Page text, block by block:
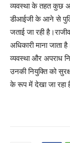
व्यवस्था के तहत कुछ
डीआईजी के आने से
जताई जा रही
अधिकारी माना जाता
व्यवस्था और अपराध
उनकी नियुक्ति को
के रूप में देखा जा रहा